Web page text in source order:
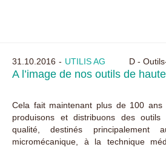
31.10.2016 UTILIS AG D -
A l’image de nos outils de
Cela fait maintenant plus de 100 ans
produisons et distribuons des
qualité, destinés
micromécanique, à la technique